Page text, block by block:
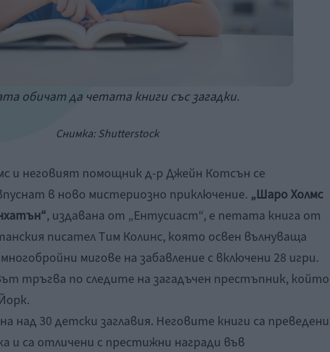
обичат да четата книги със загадки.
Снимка: Shutterstock
и неговият помощник д-р Джейн Котсън се
в ново мистериозно приключение. „Шаро Холмс
, издавана от „Ентусиаст“, е петата книга от
писател Тим Колинс, която освен вълнуваща
мигове на забавление с включени 28 игри.
тръгва по следите на загадъчен престъпник, който
над 30 детски заглавия. Неговите книги са преведени
и са отличени с престижни награди във